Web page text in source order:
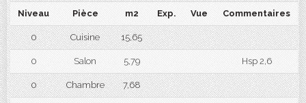
Niveau Pièce m2 Exp. Vue Commentaires
0 Cuisine 15,65
0 Salon 5,79 Hsp 2,6
0 Chambre 7,68